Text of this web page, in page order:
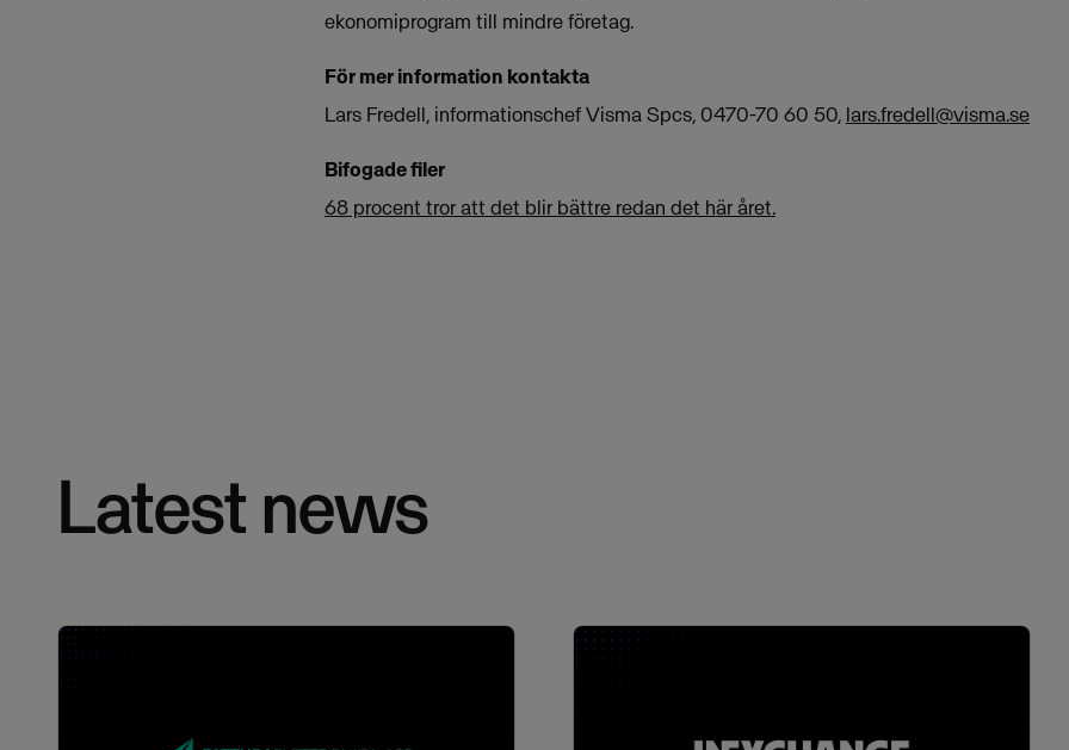
ekonomiprogram till mindre företag.
För mer information kontakta
Lars Fredell, informationschef Visma Spcs, 0470-70 60 50, lars.fredell@visma.se
Bifogade filer
68 procent tror att det blir bättre redan det här året.
Latest news